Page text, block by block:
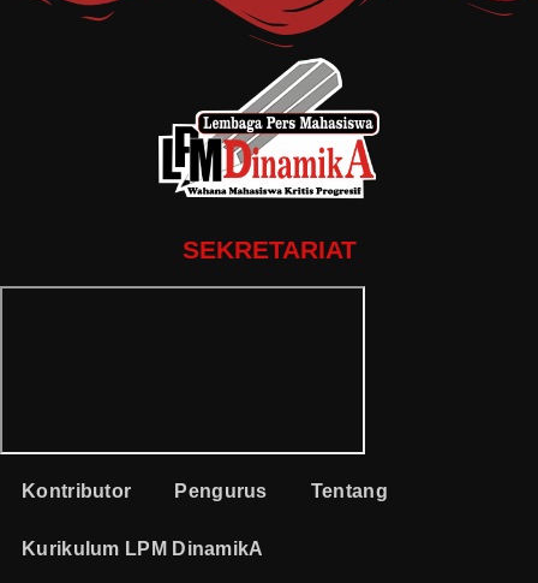
SEKRETARIAT
Kontributor Pengurus Tentang
Kurikulum LPM DinamikA